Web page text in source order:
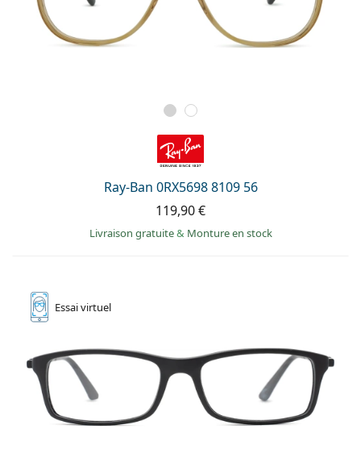
Ray-Ban 0RX5698 8109 56
119,90 €
Livraison gratuite& Monture en stock
Essaivirtuel